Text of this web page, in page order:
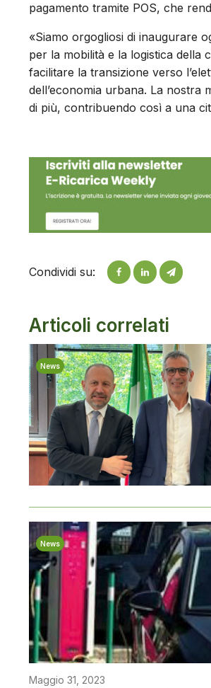
pagamento tramite POS, che
«Siamo orgogliosi di inaugurare
per la mobilità e la logistica della
facilitare la transizione verso
dell’economia urbana. La nostra
di più, contribuendo così a una
Condividi su:
Articoli correlati
News
News
Maggio 31, 2023